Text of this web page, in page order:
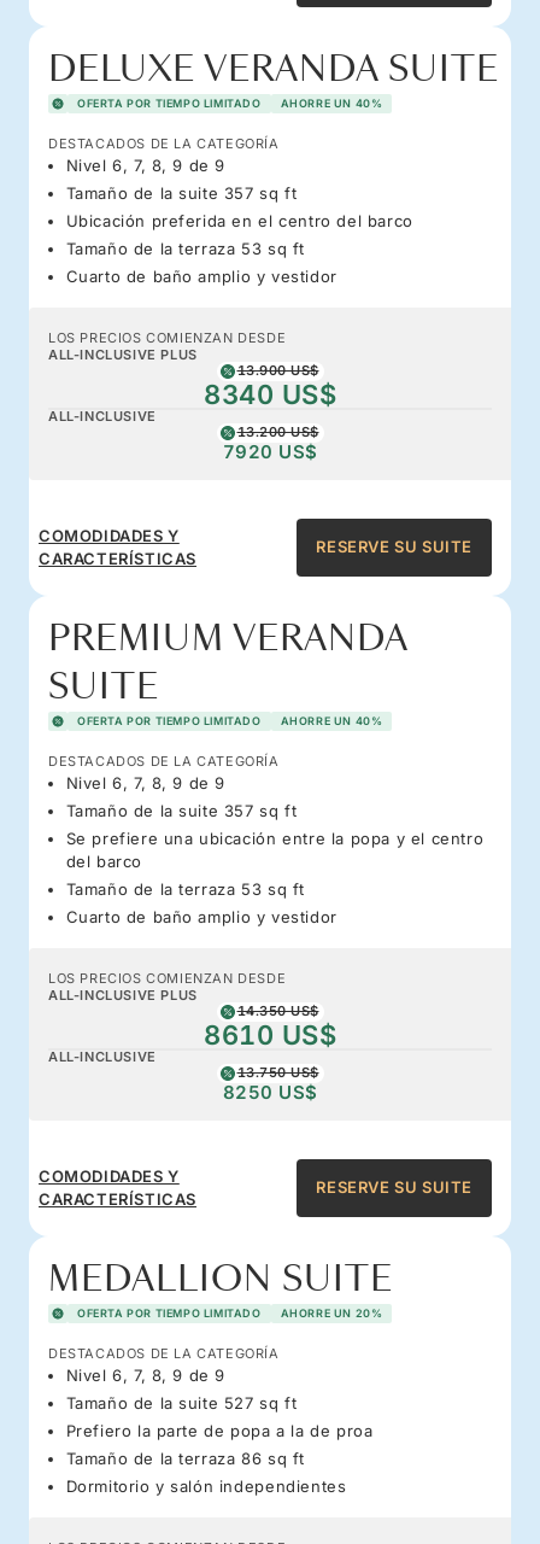
DELUXE VERANDA SUITE
OFERTA POR TIEMPO LIMITADO AHORRE UN 40%
DESTACADOS DE LA CATEGORÍA
Nivel 6, 7, 8, 9 de 9
Tamaño de la suite 357 sq ft
Ubicación preferida en el centro del barco
Tamaño de la terraza 53 sq ft
Cuarto de baño amplio y vestidor
LOS PRECIOS COMIENZAN DESDE
ALL-INCLUSIVE PLUS
13.900 US$
8340 US$
ALL-INCLUSIVE
13.200 US$
7920 US$
COMODIDADES Y
CARACTERÍSTICAS
RESERVE SU SUITE
PREMIUM VERANDA
SUITE
OFERTA POR TIEMPO LIMITADO AHORRE UN 40%
DESTACADOS DE LA CATEGORÍA
Nivel 6, 7, 8, 9 de 9
Tamaño de la suite 357 sq ft
Se prefiere una ubicación entre la popa y el centro
del barco
Tamaño de la terraza 53 sq ft
Cuarto de baño amplio y vestidor
LOS PRECIOS COMIENZAN DESDE
ALL-INCLUSIVE PLUS
14.350 US$
8610 US$
ALL-INCLUSIVE
13.750 US$
8250 US$
COMODIDADES Y
CARACTERÍSTICAS
RESERVE SU SUITE
MEDALLION SUITE
OFERTA POR TIEMPO LIMITADO AHORRE UN 20%
DESTACADOS DE LA CATEGORÍA
Nivel 6, 7, 8, 9 de 9
Tamaño de la suite 527 sq ft
Prefiero la parte de popa a la de proa
Tamaño de la terraza 86 sq ft
Dormitorio y salón independientes